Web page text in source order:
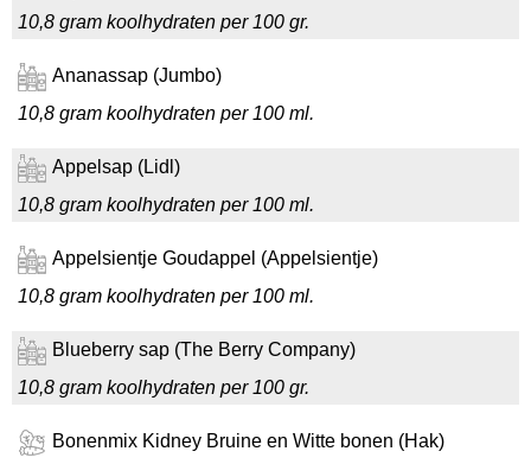
10,8 gram koolhydraten per 100 gr.
Ananassap (Jumbo)
10,8 gram koolhydraten per 100 ml.
Appelsap (Lidl)
10,8 gram koolhydraten per 100 ml.
Appelsientje Goudappel (Appelsientje)
10,8 gram koolhydraten per 100 ml.
Blueberry sap (The Berry Company)
10,8 gram koolhydraten per 100 gr.
Bonenmix Kidney Bruine en Witte bonen (Hak)